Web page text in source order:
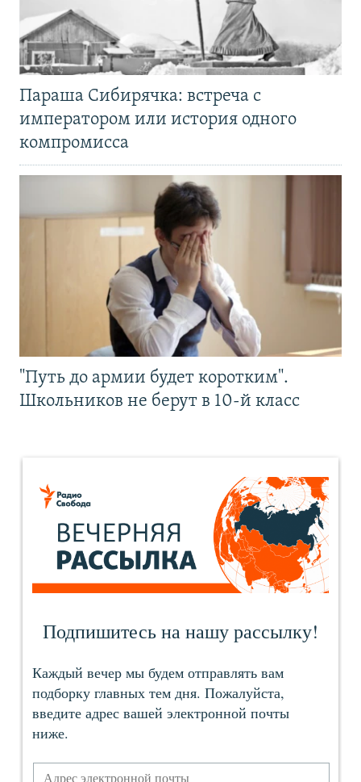
Параша Сибирячка: встреча с
императором или история одного
компромисса
"Путь до армии будет коротким".
Школьников не берут в 10-й класс